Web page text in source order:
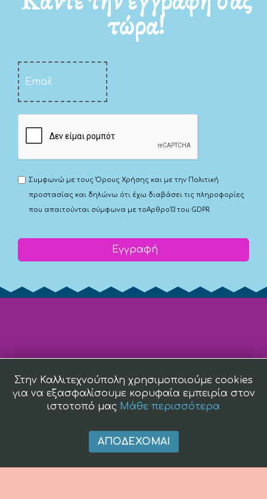
τώρα!
Συμφωνώ με τουςΌρους Χρήσης και με την Πολιτική
προστασίας και δηλώνω ότι έχω διαβάσει τις πληροφορίες
που απαιτούνται σύμφωνα με τοΑρθρο13 του GDPR.
Εγγραφή
Στην Καλλιτεχνούπολη χρησιμοποιούμε cookies
για να εξασφαλίσουμε κορυφαία εμπειρία στον
ιστοτοπό μας Μάθε περισσότερα
ΑΠΟΔΈΧΟΜΑΙ